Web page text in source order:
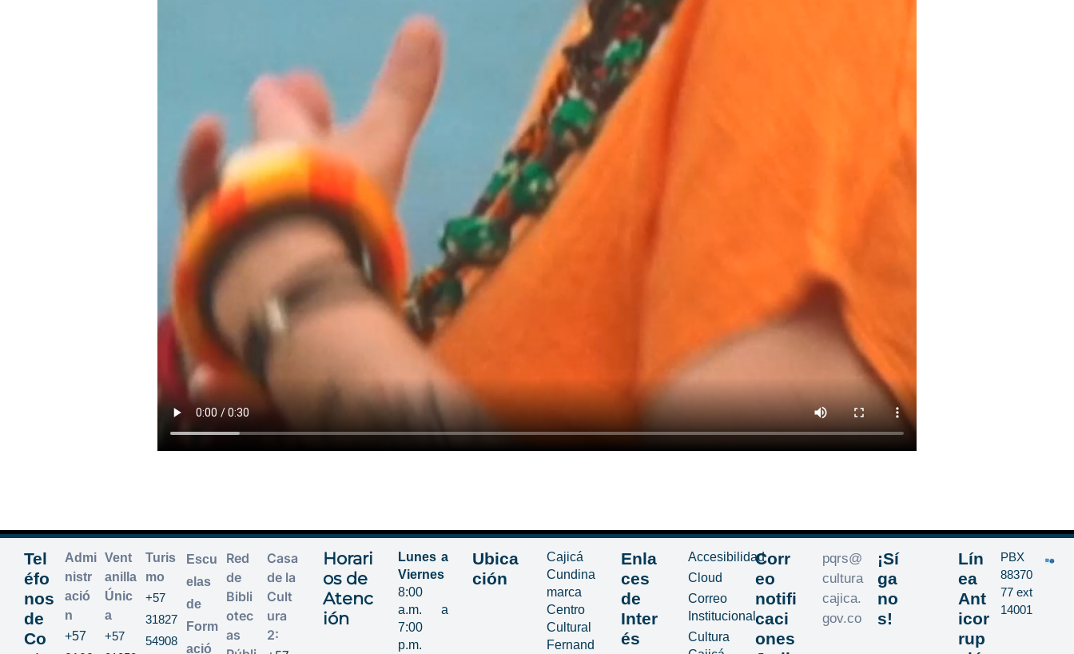
Tel
éfo
nos
de
Co
Admi
nistr
ació
n
+57
Vent
anilla
Únic
a
+57
Turis
mo
+57
31827
54908
Escu
elas
de
Form
ació
Red
de
Bibli
otec
as
Casa
de la
Cult
ura
2:
Horari
os de
Atenc
ión
Lunes a
Viernes
8:00
a.m. a
7:00
p.m.
Ubica
ción
Cajicá
Cundina
marca
Centro
Cultural
Fernand
Enla
ces
de
Inter
és
Accesibilidad
Cloud
Correo
Institucional
Cultura
Corr
eo
notifi
caci
ones
pqrs@
cultura
cajica.
gov.co
¡Sí
ga
no
s!
Lín
ea
Ant
icor
rup
PBX
88370
77 ext
14001